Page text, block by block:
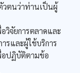
วตนว่าท่านเป็นผู้
วิจัยการตลาดและ
รและผู้ใช้บริการ
อปฏิบัติตามข้อ